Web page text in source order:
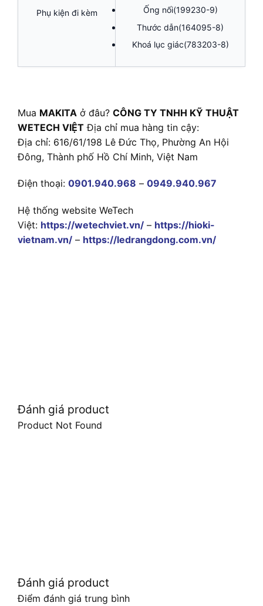
Phụ kiện đi kèm
Ống nối(199230-9)
Thước dẫn(164095-8)
Khoá lục giác(783203-8)
Mua MAKITA ở đâu? CÔNG TY TNHH KỸ THUẬT
WETECH VIỆT Địa chỉ mua hàng tin cậy:
Địa chỉ: 616/61/198 Lê Đức Thọ, Phường An Hội
Đông, Thành phố Hồ Chí Minh, Việt Nam
Điện thoại: 0901.940.968 – 0949.940.967
Hệ thống website WeTech
Việt: https://wetechviet.vn/ – https://hioki-
vietnam.vn/ – https://ledrangdong.com.vn/
Đánh giá product
Product Not Found
Đánh giá product
Điểm đánh giá trung bình